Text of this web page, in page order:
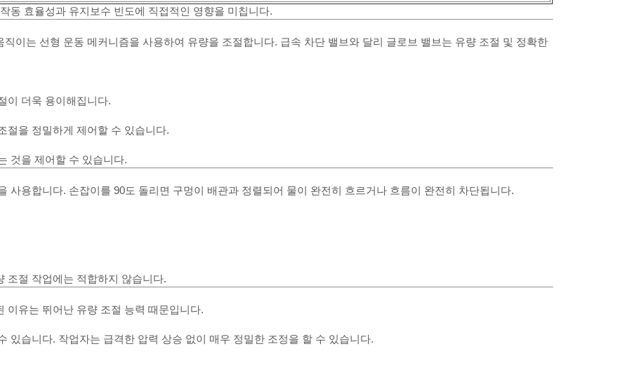
동 효율성과 유지보수 빈도에 직접적인 영향을 미칩니다.
이는 선형 운동 메커니즘을 사용하여 유량을 조절합니다. 급속 차단 밸브와 달리 글로브 밸브는 유량 조절 및 정확한
이 더욱 용이해집니다.
절을 정밀하게 제어할 수 있습니다.
것을 제어할 수 있습니다.
사용합니다. 손잡이를 90도 돌리면 구멍이 배관과 정렬되어 물이 완전히 흐르거나 흐름이 완전히 차단됩니다.
조절 작업에는 적합하지 않습니다.
이유는 뛰어난 유량 조절 능력 때문입니다.
있습니다. 작업자는 급격한 압력 상승 없이 매우 정밀한 조정을 할 수 있습니다.